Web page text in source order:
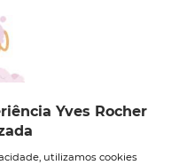
PRODUTOS
Yves Rocher
utilizamos cookies